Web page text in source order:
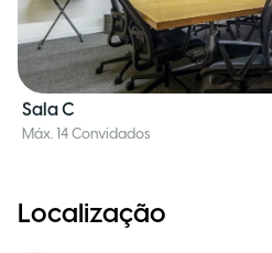
Sala C
Máx. 14 Convidados
Localização